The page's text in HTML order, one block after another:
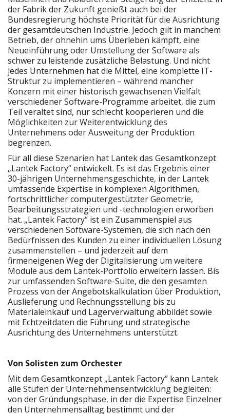
der Fabrik der Zukunft genießt auch bei der
Bundesregierung höchste Priorität für die Ausrichtung
der gesamtdeutschen Industrie. Jedoch gilt in manchem
Betrieb, der ohnehin ums Überleben kämpft, eine
Neueinführung oder Umstellung der Software als
schwer zu leistende zusätzliche Belastung. Und nicht
jedes Unternehmen hat die Mittel, eine komplette IT-
Struktur zu implementieren – während mancher
Konzern mit einer historisch gewachsenen Vielfalt
verschiedener Software-Programme arbeitet, die zum
Teil veraltet sind, nur schlecht kooperieren und die
Möglichkeiten zur Weiterentwicklung des
Unternehmens oder Ausweitung der Produktion
begrenzen.
Für all diese Szenarien hat Lantek das Gesamtkonzept
„Lantek Factory“ entwickelt. Es ist das Ergebnis einer
30-jährigen Unternehmensgeschichte, in der Lantek
umfassende Expertise in komplexen Algorithmen,
fortschrittlicher computergestützter Geometrie,
Bearbeitungsstrategien und -technologien erworben
hat. „Lantek Factory“ ist ein Zusammenspiel aus
verschiedenen Software-Systemen, die sich nach den
Bedürfnissen des Kunden zu einer individuellen Lösung
zusammenstellen – und jederzeit auf dem
firmeneigenen Weg der Digitalisierung um weitere
Module aus dem Lantek-Portfolio erweitern lassen. Bis
zur umfassenden Software-Suite, die den gesamten
Prozess von der Angebotskalkulation über Produktion,
Auslieferung und Rechnungsstellung bis zu
Materialeinkauf und Lagerverwaltung abbildet sowie
mit Echtzeitdaten die Führung und strategische
Ausrichtung des Unternehmens unterstützt.
Von Solisten zum Orchester
Mit dem Gesamtkonzept „Lantek Factory“ kann Lantek
alle Stufen der Unternehmensentwicklung begleiten:
von der Gründungsphase, in der die Expertise Einzelner
den Unternehmensalltag bestimmt und der